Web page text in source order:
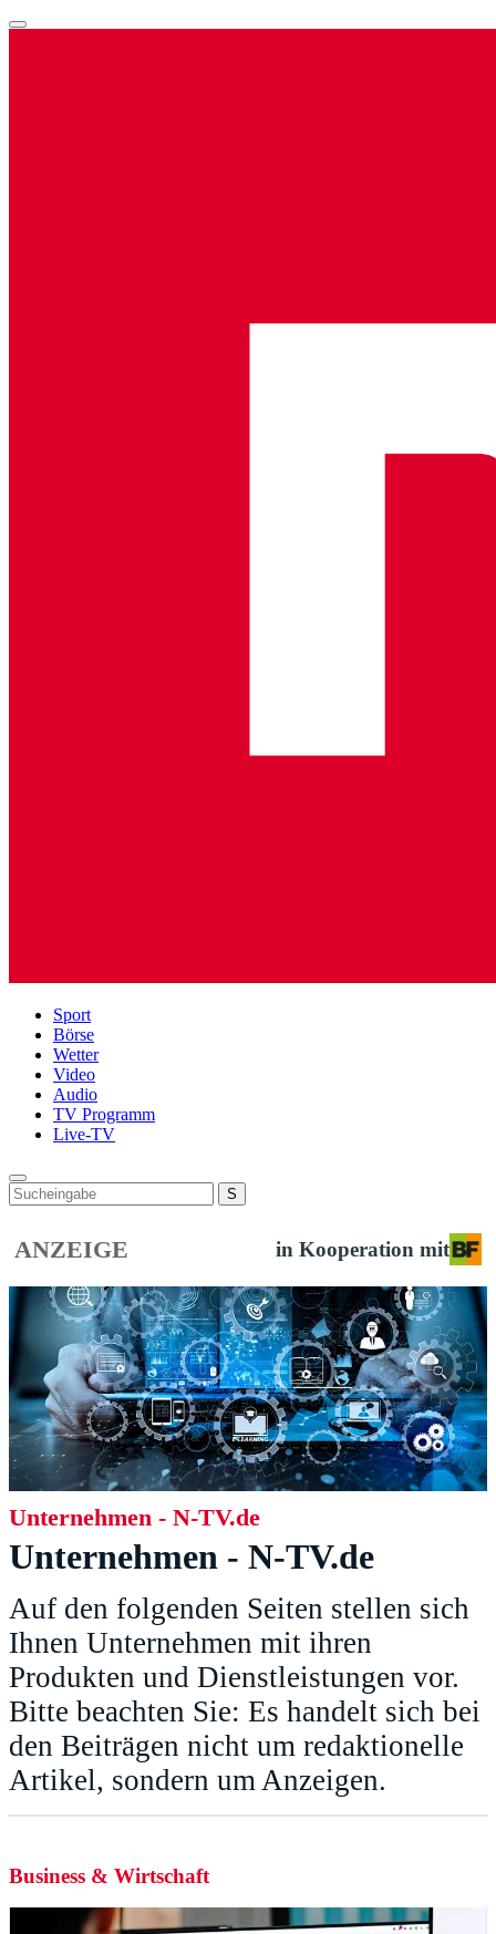
Sport
Börse
Wetter
Video
Audio
TV Programm
Live-TV
ANZEIGE in Kooperation mit
Unternehmen - N-TV.de
Unternehmen - N-TV.de
Auf den folgenden Seiten stellen sich
Ihnen Unternehmen mit ihren
Produkten und Dienstleistungen vor.
Bitte beachten Sie: Es handelt sich bei
den Beiträgen nicht um redaktionelle
Artikel, sondern um Anzeigen.
Business & Wirtschaft